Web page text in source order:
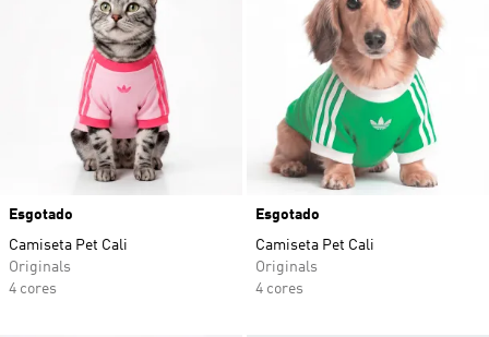
Esgotado
Camiseta Pet Cali
Originals
4 cores
Esgotado
Camiseta Pet Cali
Originals
4 cores